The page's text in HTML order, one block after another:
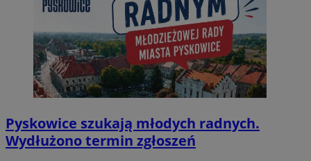
Pyskowice szukają młodych radnych.
Wydłużono termin zgłoszeń